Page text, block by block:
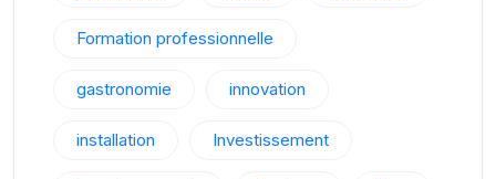
Formation professionnelle
gastronomie innovation
installation Investissement